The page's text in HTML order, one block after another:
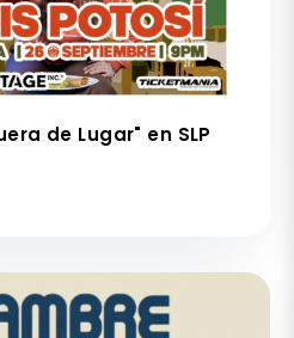
de Lugar" en SLP